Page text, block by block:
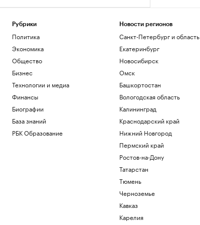
Рубрики
Политика
Экономика
Общество
Бизнес
Технологии и медиа
Финансы
Биографии
База знаний
РБК Образование
Новости регионов
Санкт-Петербург и область
Екатеринбург
Новосибирск
Омск
Башкортостан
Вологодская область
Калининград
Краснодарский край
Нижний Новгород
Пермский край
Ростов-на-Дону
Татарстан
Тюмень
Черноземье
Кавказ
Карелия